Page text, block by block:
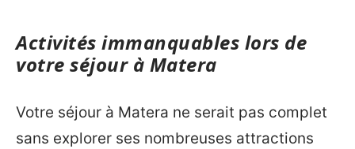
Activités immanquables lors de
votre séjour à Matera
Votre séjour à Matera ne serait pas complet
sans explorer ses nombreuses attractions